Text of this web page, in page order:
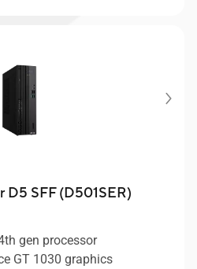
SFF (D501SER)
gen processor
GT 1030 graphics